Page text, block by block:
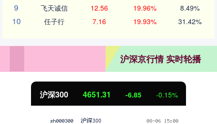
9 飞天诚信 12.56 19.96% 8.49%
10 任子行 7.16 19.93% 31.42%
沪深京行情 实时轮播
沪深300 4651.31 -6.85 -0.15%